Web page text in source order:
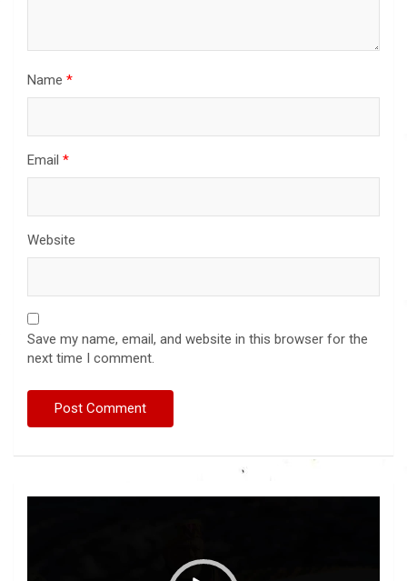
Name *
Email *
Website
Save my name, email, and website in this browser for the
next time I comment.